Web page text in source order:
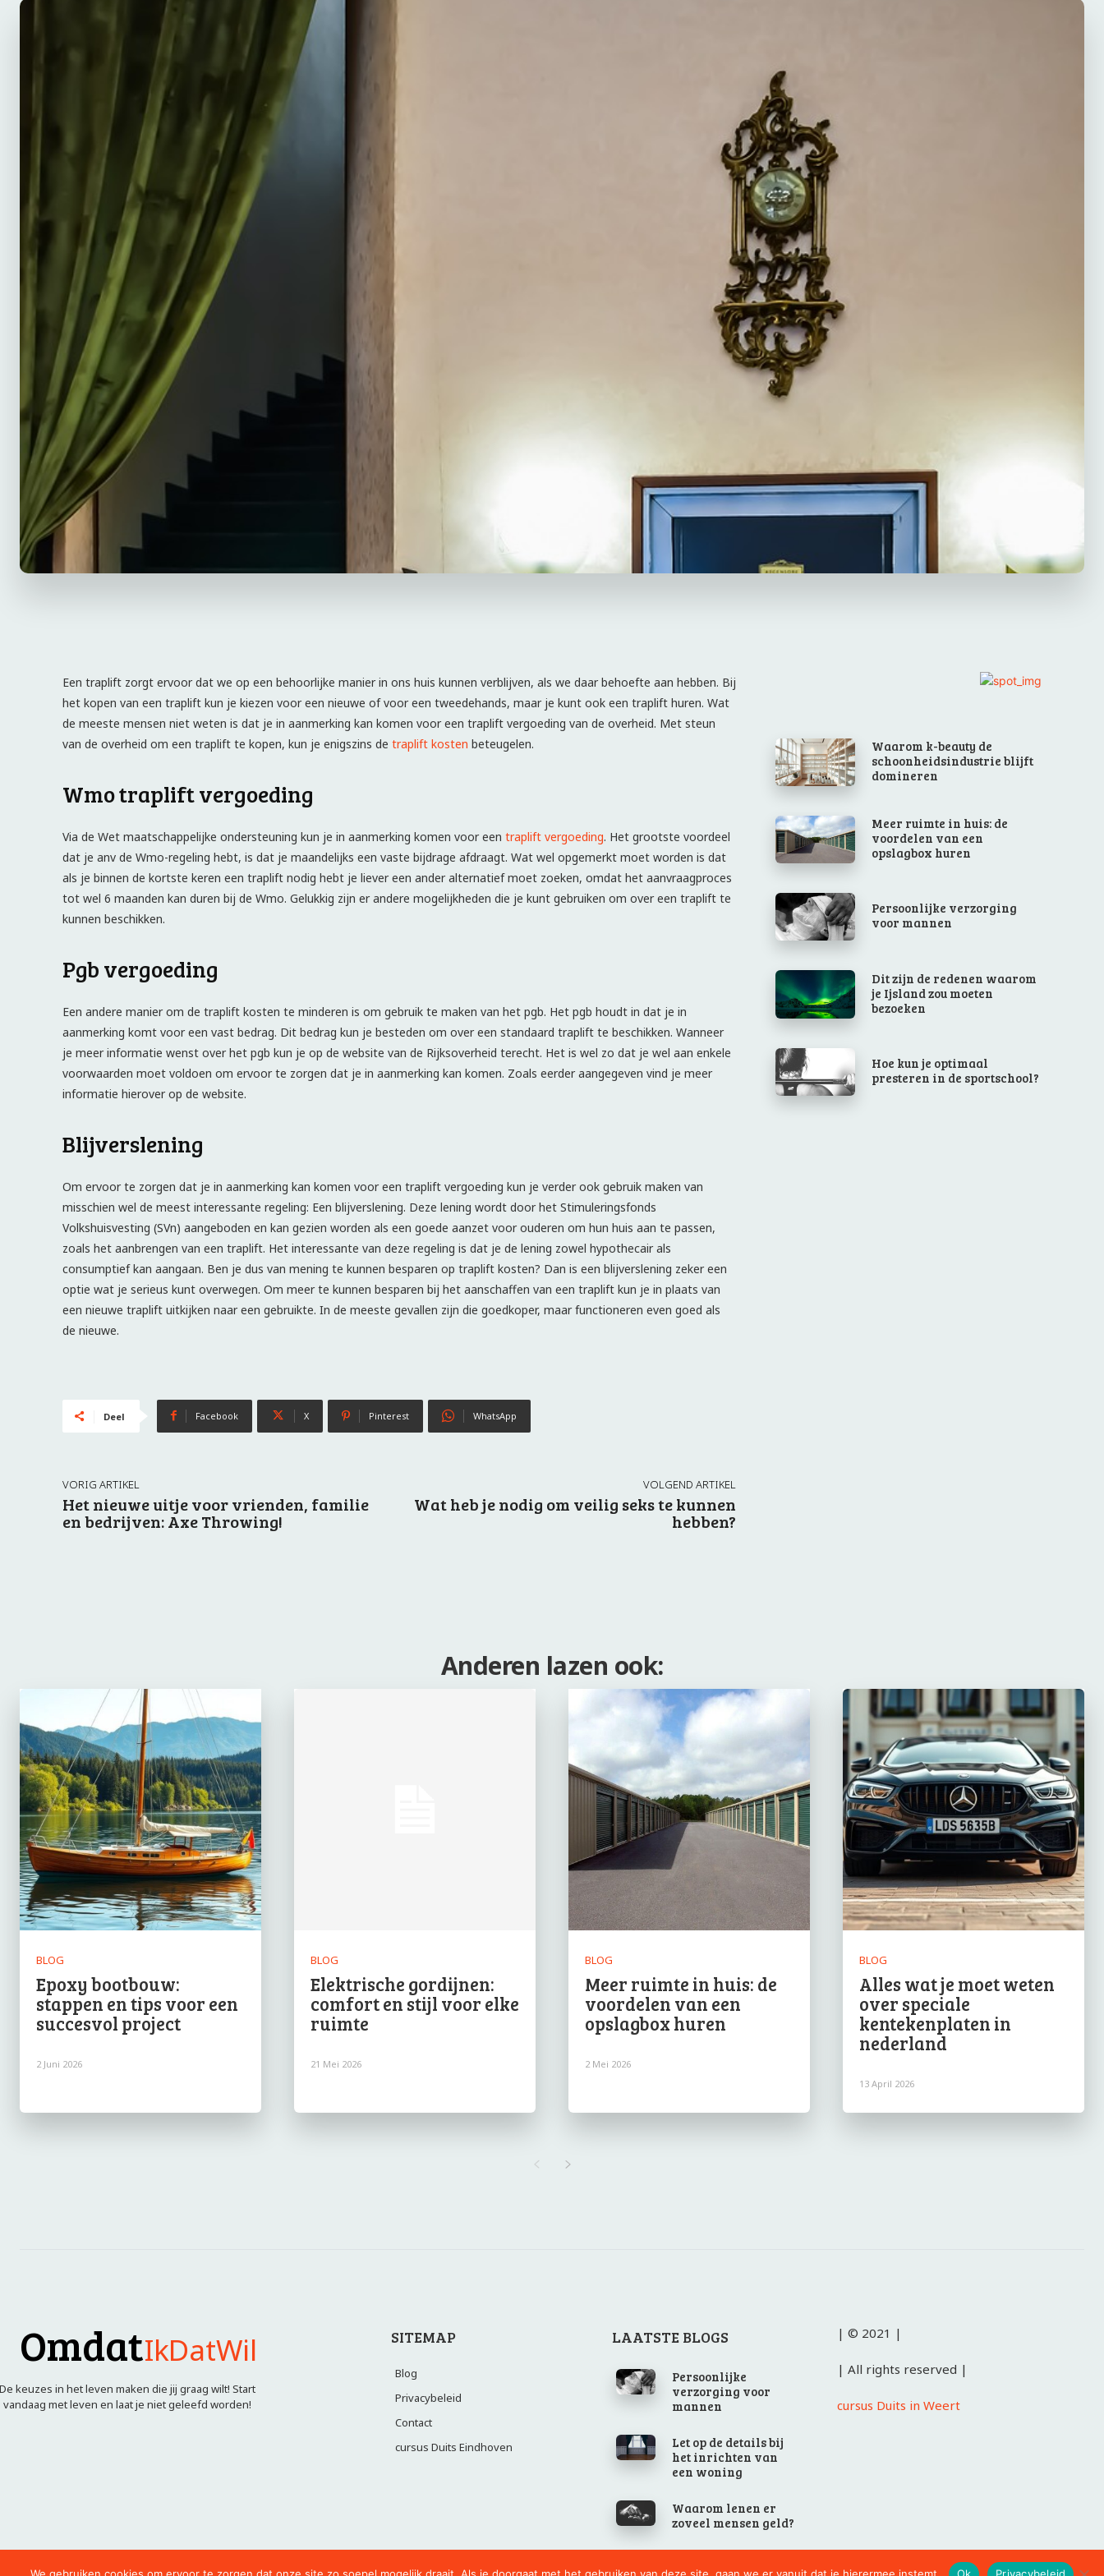
Een traplift zorgt ervoor dat we op een behoorlijke manier in ons huis kunnen verblijven, als we daar behoefte aan hebben. Bij
het kopen van een traplift kun je kiezen voor een nieuwe of voor een tweedehands, maar je kunt ook een traplift huren. Wat
de meeste mensen niet weten is dat je in aanmerking kan komen voor een traplift vergoeding van de overheid. Met steun
van de overheid om een traplift te kopen, kun je enigszins de traplift kosten beteugelen.
Wmo traplift vergoeding
Via de Wet maatschappelijke ondersteuning kun je in aanmerking komen voor een traplift vergoeding. Het grootste voordeel
dat je anv de Wmo-regeling hebt, is dat je maandelijks een vaste bijdrage afdraagt. Wat wel opgemerkt moet worden is dat
als je binnen de kortste keren een traplift nodig hebt je liever een ander alternatief moet zoeken, omdat het aanvraagproces
tot wel 6 maanden kan duren bij de Wmo. Gelukkig zijn er andere mogelijkheden die je kunt gebruiken om over een traplift te
kunnen beschikken.
Pgb vergoeding
Een andere manier om de traplift kosten te minderen is om gebruik te maken van het pgb. Het pgb houdt in dat je in
aanmerking komt voor een vast bedrag. Dit bedrag kun je besteden om over een standaard traplift te beschikken. Wanneer
je meer informatie wenst over het pgb kun je op de website van de Rijksoverheid terecht. Het is wel zo dat je wel aan enkele
voorwaarden moet voldoen om ervoor te zorgen dat je in aanmerking kan komen. Zoals eerder aangegeven vind je meer
informatie hierover op de website.
Blijverslening
Om ervoor te zorgen dat je in aanmerking kan komen voor een traplift vergoeding kun je verder ook gebruik maken van
misschien wel de meest interessante regeling: Een blijverslening. Deze lening wordt door het Stimuleringsfonds
Volkshuisvesting (SVn) aangeboden en kan gezien worden als een goede aanzet voor ouderen om hun huis aan te passen,
zoals het aanbrengen van een traplift. Het interessante van deze regeling is dat je de lening zowel hypothecair als
consumptief kan aangaan. Ben je dus van mening te kunnen besparen op traplift kosten? Dan is een blijverslening zeker een
optie wat je serieus kunt overwegen. Om meer te kunnen besparen bij het aanschaffen van een traplift kun je in plaats van
een nieuwe traplift uitkijken naar een gebruikte. In de meeste gevallen zijn die goedkoper, maar functioneren even goed als
de nieuwe.
Deel Facebook X Pinterest WhatsApp
VORIG ARTIKEL
Het nieuwe uitje voor vrienden, familie
en bedrijven: Axe Throwing!
VOLGEND ARTIKEL
Wat heb je nodig om veilig seks te kunnen
hebben?
Waarom k-beauty de
schoonheidsindustrie blijft
domineren
Meer ruimte in huis: de
voordelen van een
opslagbox huren
Persoonlijke verzorging
voor mannen
Dit zijn de redenen waarom
je Ijsland zou moeten
bezoeken
Hoe kun je optimaal
presteren in de sportschool?
Anderen lazen ook:
BLOG
Epoxy bootbouw:
stappen en tips voor een
succesvol project
2 Juni 2026
BLOG
Elektrische gordijnen:
comfort en stijl voor elke
ruimte
21 Mei 2026
BLOG
Meer ruimte in huis: de
voordelen van een
opslagbox huren
2 Mei 2026
BLOG
Alles wat je moet weten
over speciale
kentekenplaten in
nederland
13 April 2026
OmdatIkDatWil
De keuzes in het leven maken die jij graag wilt! Start
vandaag met leven en laat je niet geleefd worden!
SITEMAP
Blog
Privacybeleid
Contact
cursus Duits Eindhoven
LAATSTE BLOGS
Persoonlijke
verzorging voor
mannen
Let op de details bij
het inrichten van
een woning
Waarom lenen er
zoveel mensen geld?
| © 2021 |
| All rights reserved |
cursus Duits in Weert